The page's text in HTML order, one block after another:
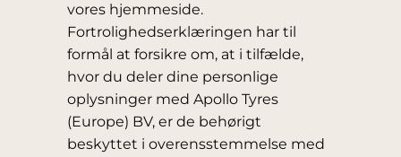
vores hjemmeside.
Fortrolighedserklæringen har til
formål at forsikre om, at i tilfælde,
hvor du deler dine personlige
oplysninger med Apollo Tyres
(Europe) BV, er de behørigt
beskyttet i overensstemmelse med